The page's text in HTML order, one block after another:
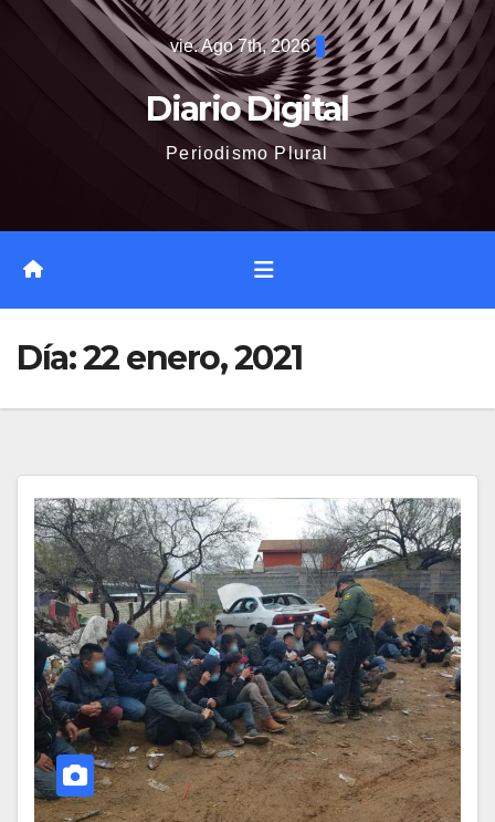
vie. Ago 7th, 2026
Diario Digital
Periodismo Plural
Día:22 enero, 2021